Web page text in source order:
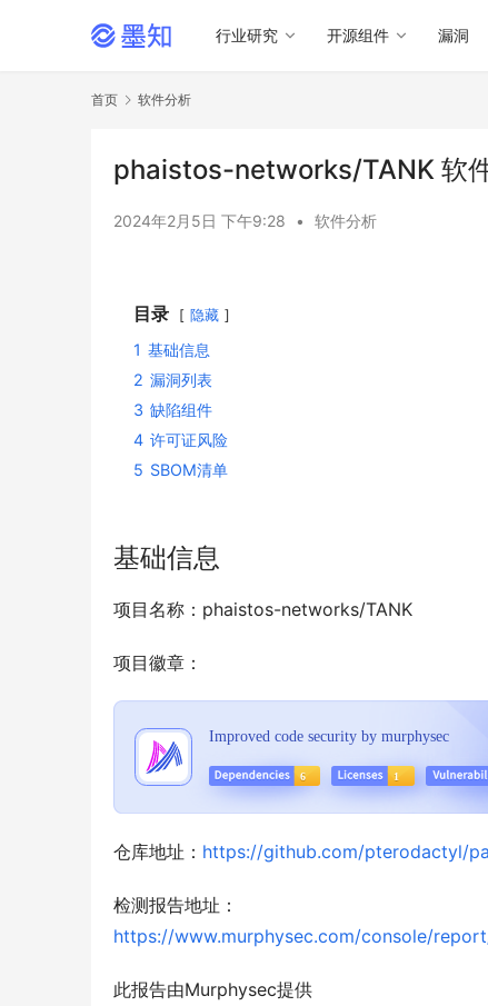
行业研究 开源组件 漏洞
首页 软件分析
phaistos-networks/TANK 软
2024年2月5日 下午9:28 • 软件分析
目录 隐藏
1 基础信息
2 漏洞列表
3 缺陷组件
4 许可证风险
5 SBOM清单
基础信息
项目名称：phaistos-networks/TANK
项目徽章：
仓库地址： https://github.com/pterodactyl/
检测报告地址：
https://www.murphysec.com/console/
此报告由Murphysec提供